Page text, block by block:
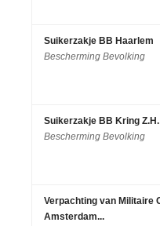
Suikerzakje BB Haarlem
Bescherming Bevolking
Suikerzakje BB Kring
Bescherming Bevolking
Verpachting van Militaire
Amsterdam...